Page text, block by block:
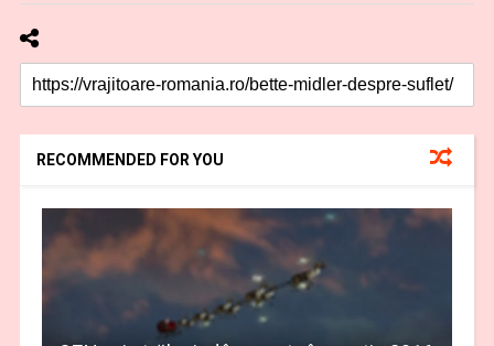
RECOMMENDED FOR YOU